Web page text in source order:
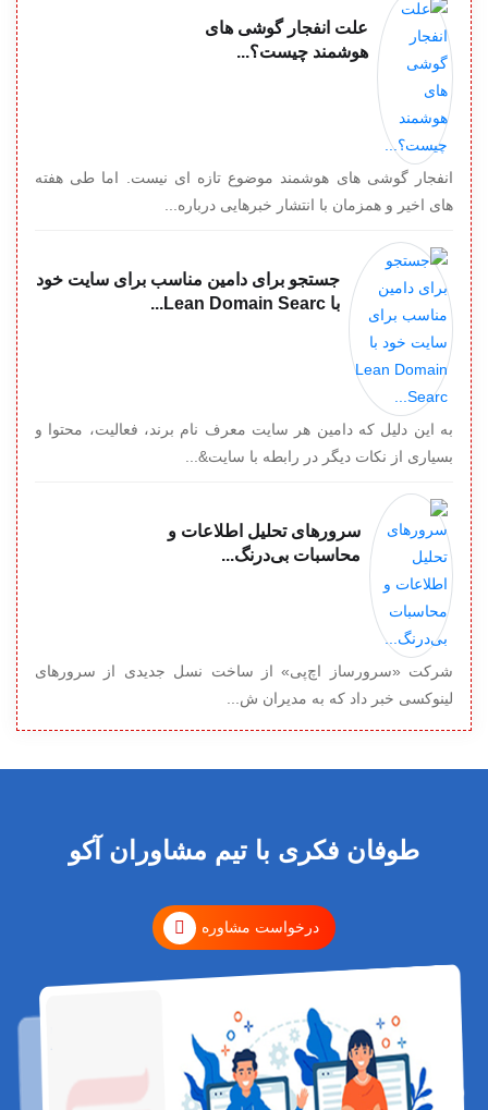
علت انفجار گوشی های
هوشمند چیست؟...
انفجار گوشی های هوشمند موضوع تازه ای نیست. اما طی هفته
های اخیر و همزمان با انتشار خبرهایی درباره...
جستجو برای دامین مناسب برای سایت خود
با Lean Domain Searc...
به این دلیل که دامین هر سایت معرف نام برند، فعالیت، محتوا و
بسیاری از نکات دیگر در رابطه با سایت&...
سرورهای تحلیل اطلاعات و
محاسبات بی‌درنگ...
شرکت «سرورساز اچ‌پی» از ساخت نسل جدیدی از سرورهای
لینوکسی خبر داد که به مدیران ش...
طوفان فکری با تیم مشاوران آکو
درخواست مشاوره